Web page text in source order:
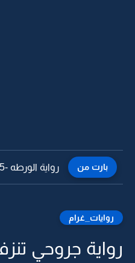
بارت من رواية الورطه -4
روايات_غرام
رواية جروحي تنزف